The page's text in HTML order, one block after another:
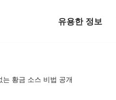
유용한 정보
황금 소스 비법 공개